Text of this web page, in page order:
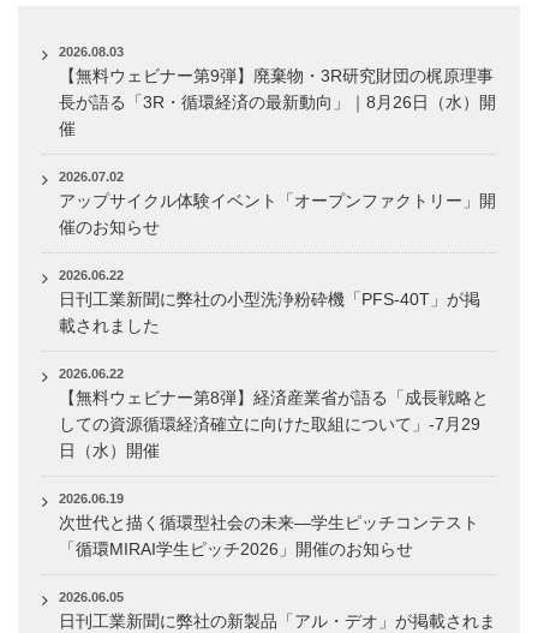
2026.08.03
【無料ウェビナー第9弾】廃棄物・3R研究財団の梶原理事
長が語る「3R・循環経済の最新動向」｜8月26日（水）開
催
2026.07.02
アップサイクル体験イベント「オープンファクトリー」開
催のお知らせ
2026.06.22
日刊工業新聞に弊社の小型洗浄粉砕機「PFS-40T」が掲
載されました
2026.06.22
【無料ウェビナー第8弾】経済産業省が語る「成長戦略と
しての資源循環経済確立に向けた取組について」-7月29
日（水）開催
2026.06.19
次世代と描く循環型社会の未来―学生ピッチコンテスト
「循環MIRAI学生ピッチ2026」開催のお知らせ
2026.06.05
日刊工業新聞に弊社の新製品「アル・デオ」が掲載されま